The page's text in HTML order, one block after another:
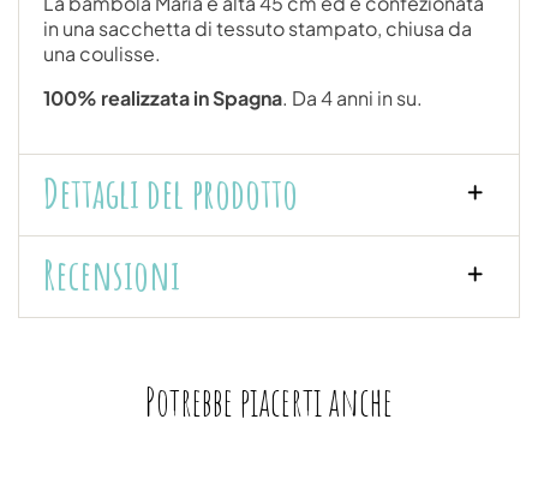
in una sacchetta di tessuto stampato, chiusa da
una coulisse.
100% realizzata in Spagna. Da 4 anni in su.
Dettagli del prodotto
Recensioni
Potrebbe piacerti anche